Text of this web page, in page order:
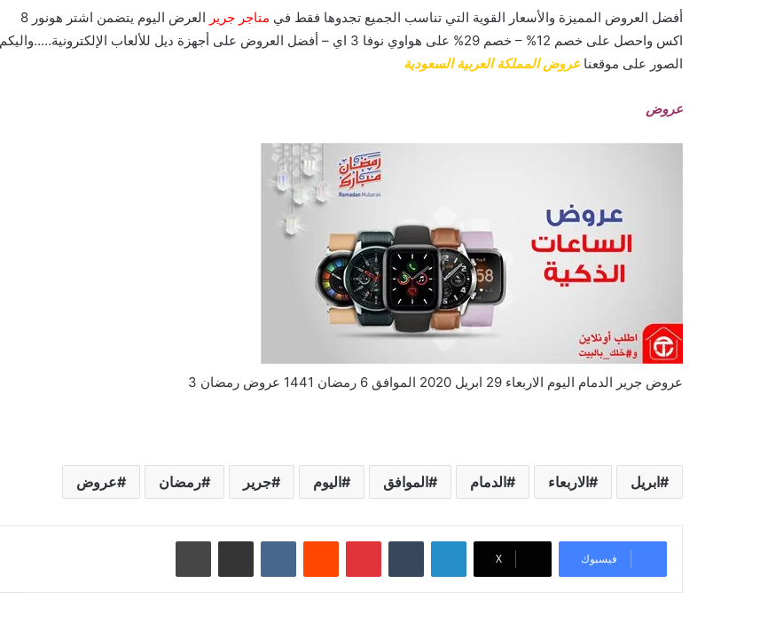
أفضل العروض المميزة والأسعار القوية التي تناسب الجميع تجدوها فقط في متاجر جرير
العرض اليوم يتضمن اشتر هونور 8
اكس واحصل على خصم 12% – خصم 29% على هواوي نوفا 3 اي – أفضل العروض على أجهزة ديل للألعاب الإلكترونية…..واليكم
الصور على موقعنا عروض المملكة العربية السعودية
عروض
عروض جرير الدمام اليوم الاربعاء 29 ابريل 2020 الموافق 6 رمضان 1441 عروض رمضان 3
ابريل الاربعاء الدمام الموافق اليوم جرير رمضان عروض
فيسبوك X
لينكدإن بينتيريست